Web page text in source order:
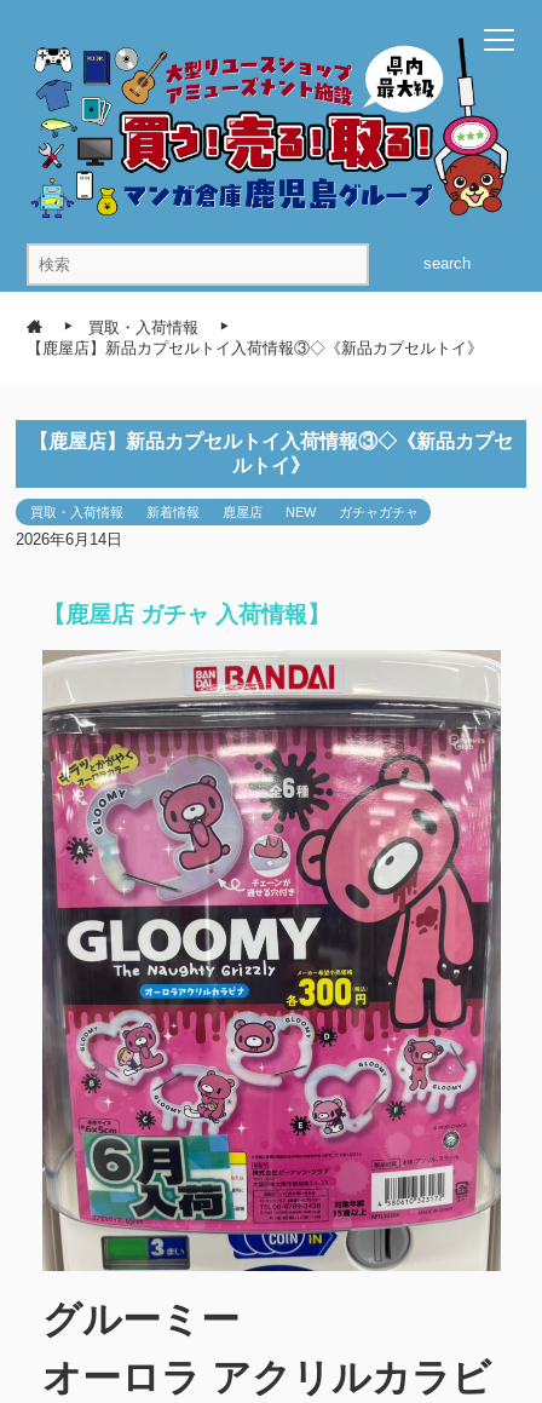
search
買取・入荷情報
【鹿屋店】新品カプセルトイ入荷情報③◇《新品カプセルトイ》
【鹿屋店】新品カプセルトイ入荷情報③◇《新品カプセ
ルトイ》
買取・入荷情報 新着情報 鹿屋店 NEW ガチャガチャ
2026年6月14日
【鹿屋店 ガチャ 入荷情報】
グルーミー
オーロラ アクリルカラビ